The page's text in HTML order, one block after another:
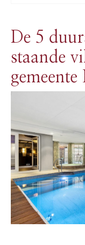
De 5
staande
gemeente